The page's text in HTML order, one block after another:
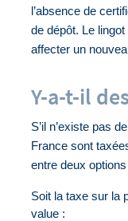
l’absence de
de dépôt. Le
affecter un
Y-a-t-il
S’il n’existe pas
France sont
entre deux
Soit la taxe sur la
value :